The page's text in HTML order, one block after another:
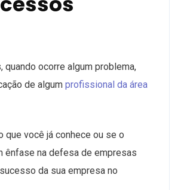
ocorre algum problema,
de algum profissional da área
que você já conhece ou se o
ênfase na defesa de empresas
da sua empresa no